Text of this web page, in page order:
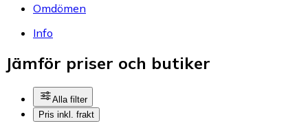
Omdömen
Info
Jämför priser och butiker
Alla filter
Pris inkl. frakt